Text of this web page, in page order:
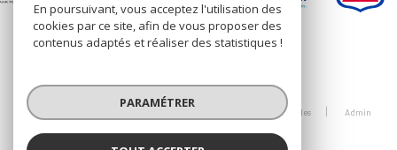
© 2026 | Tous droits réservés
Mentions légales
Admin
En poursuivant, vous acceptez l'utilisation des
cookies par ce site, afin de vous proposer des
contenus adaptés et réaliser des statistiques !
PARAMÉTRER